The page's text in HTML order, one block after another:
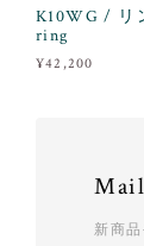
K10WG / リ
ring
¥42,200
新商